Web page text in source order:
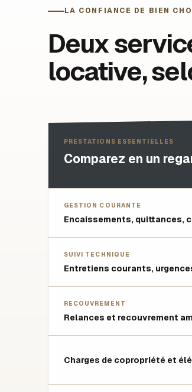
LA CONFIANCE DE BIEN
Deux
locative,
PRESTATIONS ESSENTIELLES
Comparez en un
GESTION COURANTE
Encaissements, quittances,
SUIVI TECHNIQUE
Entretiens courants,
RECOUVREMENT
Relances et recouvrement
Charges de copropriété et